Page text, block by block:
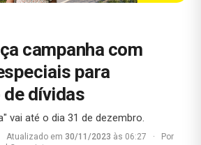
campanha com
para
dívidas
vai até o dia 31 de dezembro.
Atualizado em 30/11/2023 às 06:27 ·
Por